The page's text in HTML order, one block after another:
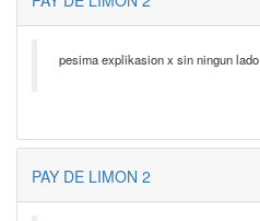
pesima explikasion x sin ningun lado
PAY DE LIMON 2